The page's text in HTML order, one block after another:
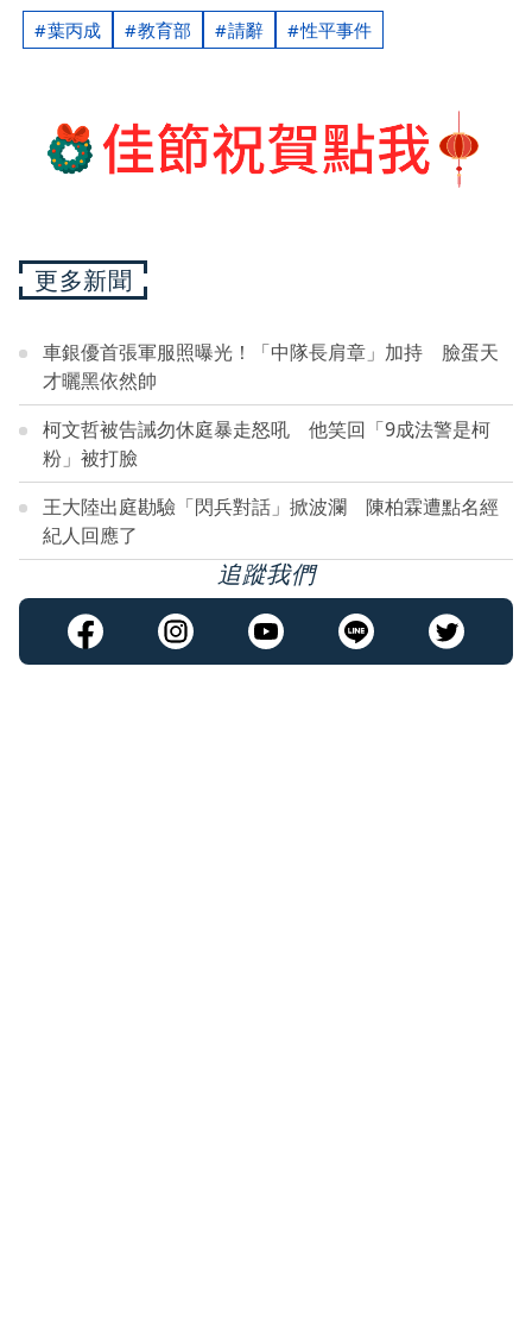
葉丙成 教育部 請辭 性平事件
更多新聞
車銀優首張軍服照曝光！「中隊長肩章」加持 臉蛋天
才曬黑依然帥
柯文哲被告誡勿休庭暴走怒吼 他笑回「9成法警是柯
粉」被打臉
王大陸出庭勘驗「閃兵對話」掀波瀾 陳柏霖遭點名經
紀人回應了
追蹤我們